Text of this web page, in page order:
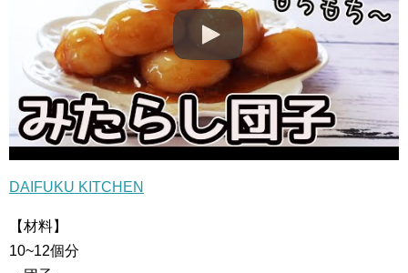
DAIFUKU KITCHEN
【材料】
10~12個分